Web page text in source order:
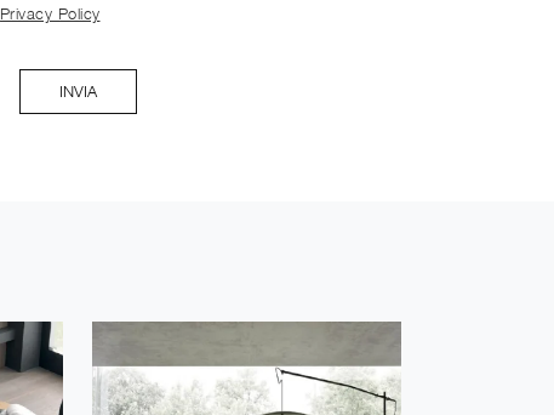
Privacy Policy
INVIA